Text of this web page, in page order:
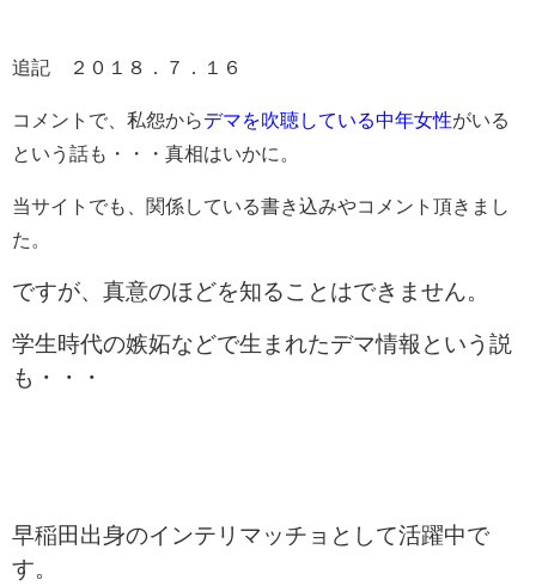
追記 ２０１８．７．１６
コメントで、私怨からデマを吹聴している中年女性がいる
という話も・・・真相はいかに。
当サイトでも、関係している書き込みやコメント頂きまし
た。
ですが、真意のほどを知ることはできません。
学生時代の嫉妬などで生まれたデマ情報という説
も・・・
早稲田出身のインテリマッチョとして活躍中で
す。